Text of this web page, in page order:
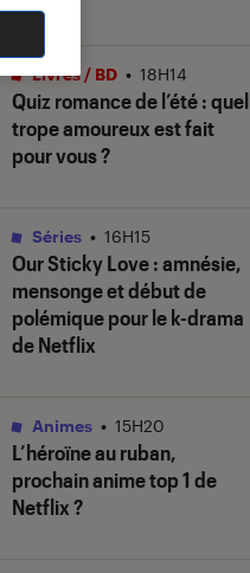
Quiz romance de l’été : quel
trope amoureux est fait
pour vous ?
Livres / BD • 18H14
Our Sticky Love: amnésie,
mensonge et début de
polémique pour le k-drama
de Netflix
Séries • 16H15
L’héroïne au ruban,
prochain anime top 1 de
Netflix ?
Animes • 15H20